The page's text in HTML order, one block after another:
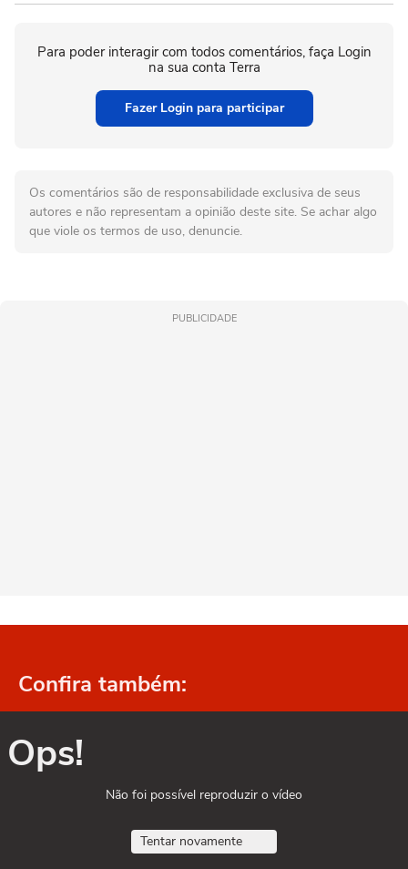
Para poder interagir com todos comentários, faça Login
na sua conta Terra
Fazer Login para participar
Os comentários são de responsabilidade exclusiva de seus
autores e não representam a opinião deste site. Se achar algo
que viole os termos de uso, denuncie.
PUBLICIDADE
Confira também:
Ops!
Não foi possível reproduzir o vídeo
Tentar novamente